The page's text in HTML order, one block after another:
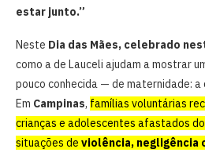
estar junto.”
Neste Dia das Mães, celebrado
como a de Lauceli ajudam a mostrar
pouco conhecida — de maternidade: a
Em Campinas, famílias voluntárias
crianças e adolescentes afastados
situações de violência, negligência